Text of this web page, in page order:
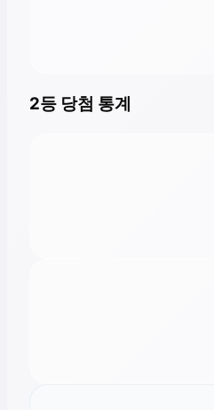
2등 당첨 통계